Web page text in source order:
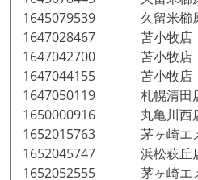
1645079539 久留米櫛
1647028467 苫小牧店
1647042700 苫小牧店
1647044155 苫小牧店
1647050119 札幌清田
1650000916 丸亀川西
1652015763 茅ヶ崎エ
1652045747 浜松萩丘
1652052555 茅ヶ崎エ